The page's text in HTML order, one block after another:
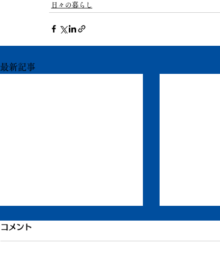
日々の暮らし
最新記事
引き続き倦怠感
コメント